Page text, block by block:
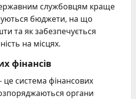
службовцям краще
бюджети, на що
та як забезпечується
на місцях.
фінансів
це система фінансових
органи